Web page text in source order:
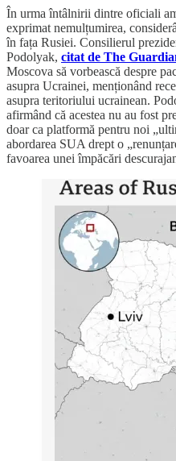
În urma întâlnirii dintre oficiali
exprimat nemulțumirea,
în fața Rusiei. Consilierul
Podolyak, citat de The
Moscova să vorbească despre
asupra Ucrainei, menționând
asupra teritoriului ucrainean.
afirmând că acestea nu au fost
doar ca platformă pentru noi
abordarea SUA drept o
favoarea unei împăcări